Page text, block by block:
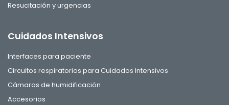
Resucitación y urgencias
Cuidados Intensivos
Interfaces para paciente
Circuitos respiratorios para Cuidados Intensivos
Cámaras de humidificación
Accesorios